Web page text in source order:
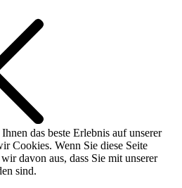
das beste Erlebnis auf unserer
Cookies. Wenn Sie diese Seite
davon aus, dass Sie mit unserer
sind.